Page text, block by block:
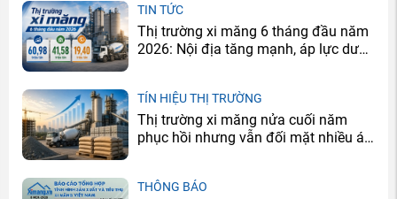
TIN TỨC
Thị trường xi măng 6 tháng đầu năm
2026: Nội địa tăng mạnh, áp lực dư
TÍN HIỆU THỊ TRƯỜNG
Thị trường xi măng nửa cuối năm
phục hồi nhưng vẫn đối mặt nhiều áp
THÔNG BÁO